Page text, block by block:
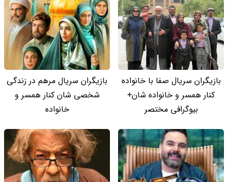
بازیگران سریال صفا با خانواده
کنار همسر و خانواده شان+
بیوگرافی مختصر
بازیگران سریال مرهم در زندگی
شخصی شان کنار همسر و
خانواده